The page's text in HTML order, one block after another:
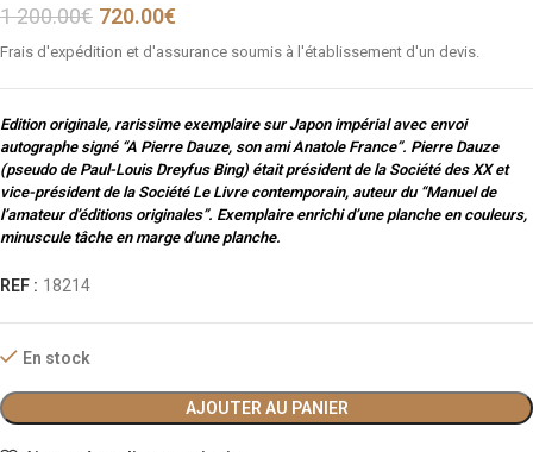
1 200.00€ 720.00€
Frais d'expédition et d'assurance soumis à l'établissement d'un devis.
Edition originale, rarissime exemplaire sur Japon impérial avec envoi
autographe signé “A Pierre Dauze, son ami Anatole France”. Pierre Dauze
(pseudo de Paul-Louis Dreyfus Bing) était président de la Société des XX et
vice-président de la Société Le Livre contemporain, auteur du “Manuel de
l’amateur d’éditions originales”. Exemplaire enrichi d’une planche en couleurs,
minuscule tâche en marge d'une planche.
REF : 18214
En stock
AJOUTER AU PANIER